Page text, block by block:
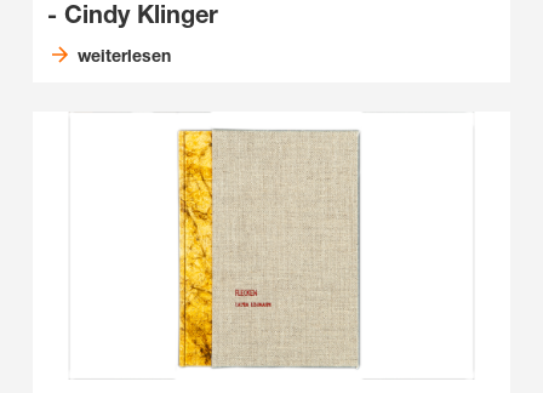
- Cindy Klinger
weiterlesen